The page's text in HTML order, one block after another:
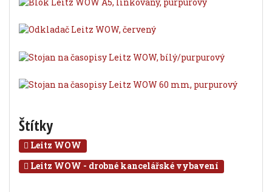
Štítky
Leitz WOW
Leitz WOW - drobné kancelářské vybavení